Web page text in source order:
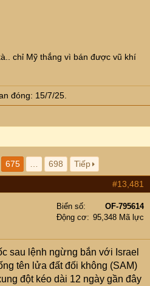
chỉ Mỹ thắng vì bán được vũ khí
đóng: 15/7/25
675 698 Tiếp
#13,481
Biển số
OF-795614
Động cơ
95,348 Mã lực
sau lệnh ngừng bắn với Israel
tên lửa đất đối không (SAM)
đột kéo dài 12 ngày gần đây